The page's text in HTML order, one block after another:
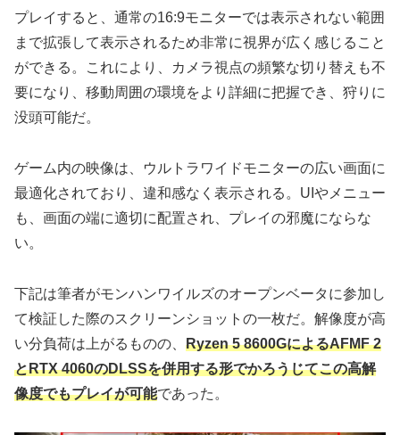
プレイすると、通常の16:9モニターでは表示されない範囲
まで拡張して表示されるため非常に視界が広く感じること
ができる。これにより、カメラ視点の頻繁な切り替えも不
要になり、移動周囲の環境をより詳細に把握でき、狩りに
没頭可能だ。
ゲーム内の映像は、ウルトラワイドモニターの広い画面に
最適化されており、違和感なく表示される。UIやメニュー
も、画面の端に適切に配置され、プレイの邪魔にならな
い。
下記は筆者がモンハンワイルズのオープンベータに参加し
て検証した際のスクリーンショットの一枚だ。解像度が高
い分負荷は上がるものの、 Ryzen 5 8600GによるAFMF 2
とRTX 4060のDLSSを併用する形でかろうじてこの高解
像度でもプレイが可能であった。